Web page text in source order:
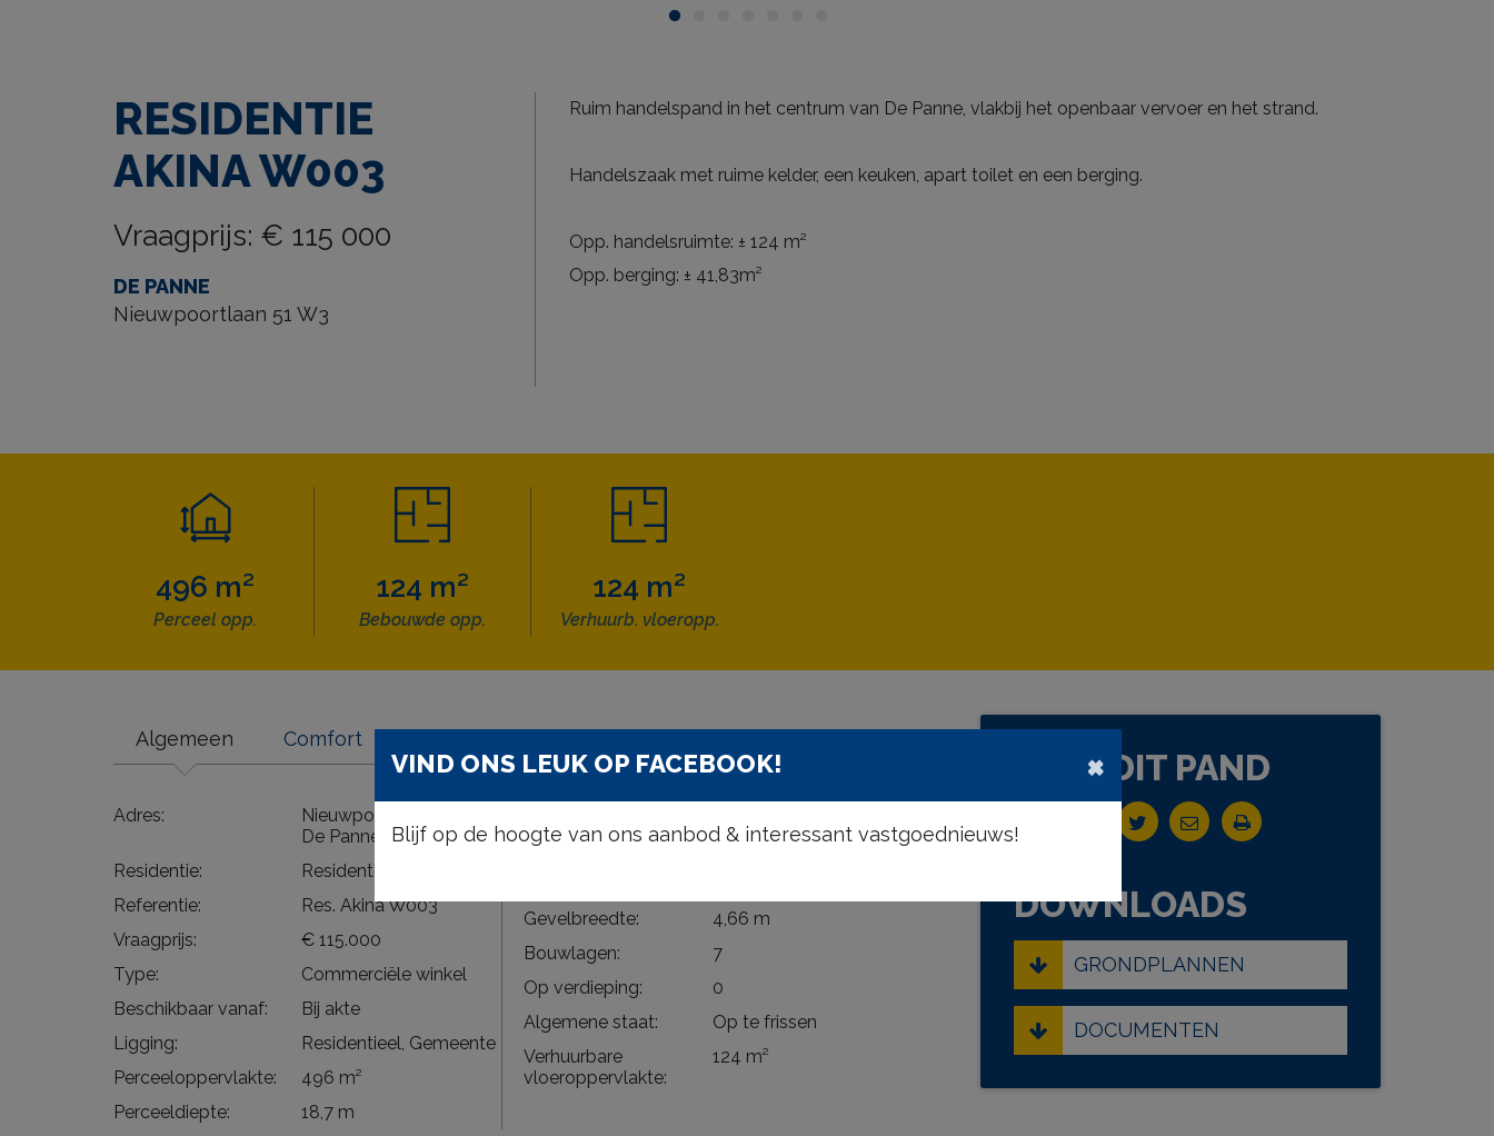
RESIDENTIE
AKINA W003
Vraagprijs: € 115 000
DE PANNE
Nieuwpoortlaan 51 W3
Ruim handelspand in het centrum van De Panne, vlakbij het openbaar vervoer en het strand.
Handelszaak met ruime kelder, een keuken, apart toilet en een berging.
Opp. handelsruimte: ± 124 m²
Opp. berging: ± 41,83m²
496 m²
Perceel opp.
124 m²
Bebouwde opp.
124 m²
Verhuurb. vloeropp.
Algemeen Comfort
Adres:
Nieuwpoortlaan 51/W3
De Panne
Residentie:
Residentie Akina
Referentie:
Res. Akina W003
Vraagprijs:
€ 115.000
Type:
Commerciële winkel
Beschikbaar vanaf:
Bij akte
Ligging:
Residentieel, Gemeente
Perceeloppervlakte:
496 m²
Perceeldiepte:
18,7 m
Type constructie:
Gevelbreedte:
4,66 m
Bouwlagen:
7
Op verdieping:
0
Algemene staat:
Op te frissen
Verhuurbare
vloeroppervlakte:
124 m²
DEEL DIT PAND
DOWNLOADS
GRONDPLANNEN
DOCUMENTEN
×
VIND ONS LEUK OP FACEBOOK!
Blijf op de hoogte van ons aanbod & interessant vastgoednieuws!